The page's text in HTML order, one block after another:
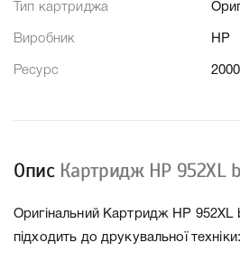
Тип картриджа
Виробник HP
Ресурс
Опис Картридж HP 952XL
Оригінальний Картридж HP 952XL
підходить до друкувальної техніки: